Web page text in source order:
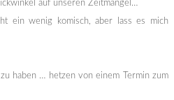
auf unseren Zeitmangel…
ein wenig komisch, aber lass es mich
haben … hetzen von einem Termin zum